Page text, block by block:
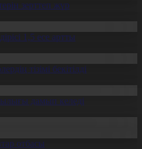
зерттеп жүр
1,5 есе артты
тізімі бекітілді
дамып келеді
отбасы